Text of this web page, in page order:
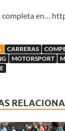
completa en…
CARRERAS
MOTORSPORT